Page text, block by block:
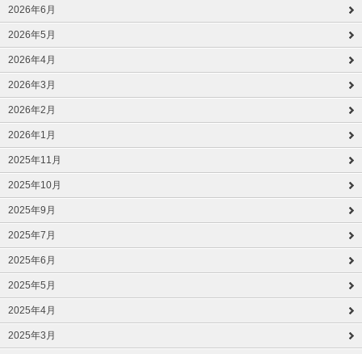
2026年6月
2026年5月
2026年4月
2026年3月
2026年2月
2026年1月
2025年11月
2025年10月
2025年9月
2025年7月
2025年6月
2025年5月
2025年4月
2025年3月